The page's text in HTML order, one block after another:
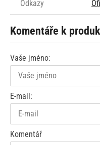
Odkazy
Komentáře k
Vaše jméno:
E-mail:
Komentář